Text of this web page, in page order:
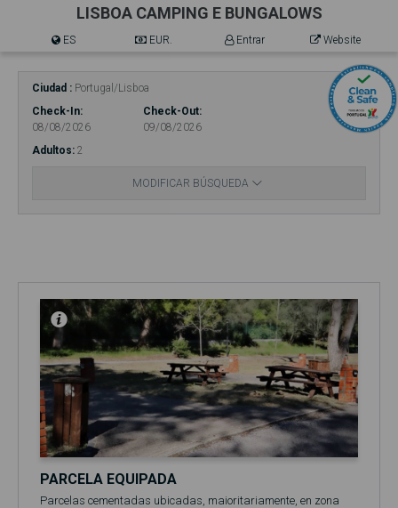
LISBOA CAMPING E BUNGALOWS
ES EUR. Entrar Website
Ciudad
Portugal/Lisboa
Check-In
08/08/2026
Check-Out
09/08/2026
Adultos 2
MODIFICAR BÚSQUEDA
PARCELA EQUIPADA
Parcelas cementadas ubicadas, maioritariamente, en zona